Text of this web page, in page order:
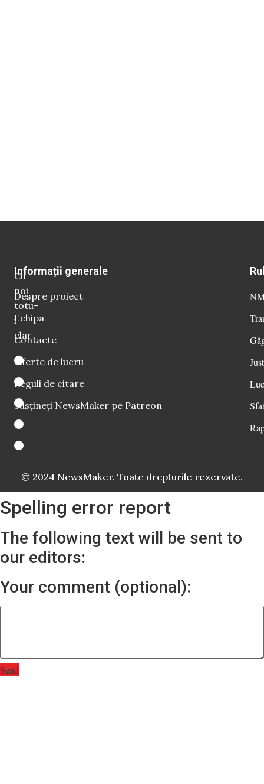
Cu
noi
totu-
i
clar
Informații generale
Despre proiect
Echipa
Contacte
Oferte de lucru
Reguli de citare
Susțineți NewsMaker pe Patreon
© 2024 NewsMaker. Toate drepturile rezervate.
Spelling error report
The following text will be sent to
our editors:
Your comment (optional):
Send